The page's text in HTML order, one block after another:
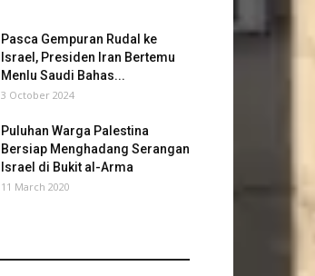
Pasca Gempuran Rudal ke
Israel, Presiden Iran Bertemu
Menlu Saudi Bahas...
3 October 2024
Puluhan Warga Palestina
Bersiap Menghadang Serangan
Israel di Bukit al-Arma
11 March 2020